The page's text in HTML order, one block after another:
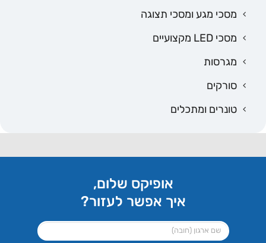
מסכי מגע ומסכי תצוגה
מסכי LED מקצועיים
מגרסות
סורקים
טונרים ומתכלים
אופיקס שלום,
איך אפשר לעזור?